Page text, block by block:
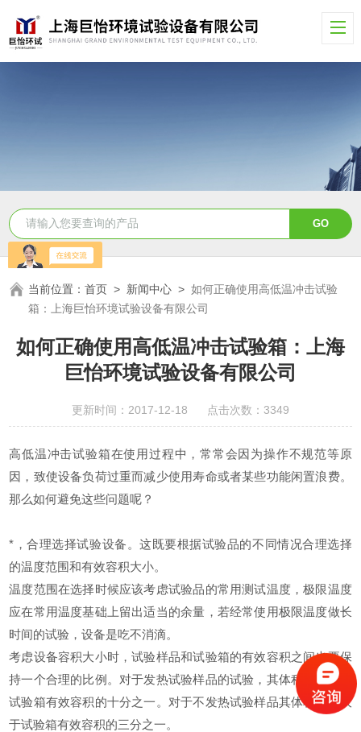
当前位置：首页 > 新闻中心 >如何正确使用高低温冲击试验
箱：上海巨怡环境试验设备有限公司
如何正确使用高低温冲击试验箱：上海
巨怡环境试验设备有限公司
更新时间：2017-12-18 点击次数：3349
高低温冲击试验箱在使用过程中，常常会因为操作不规范等原
因，致使设备负荷过重而减少使用寿命或者某些功能闲置浪费。
那么如何避免这些问题呢？
*，合理选择试验设备。这既要根据试验品的不同情况合理选择
的温度范围和有效容积大小。
温度范围在选择时候应该考虑试验品的常用测试温度，极限温度
应在常用温度基础上留出适当的余量，若经常使用极限温度做长
时间的试验，设备是吃不消滴。
考虑设备容积大小时，试验样品和试验箱的有效容积之间也要保
持一个合理的比例。对于发热试验样品的试验，其体积应不大于
试验箱有效容积的十分之一。对于不发热试验样品其体积应不大
于试验箱有效容积的三分之一。